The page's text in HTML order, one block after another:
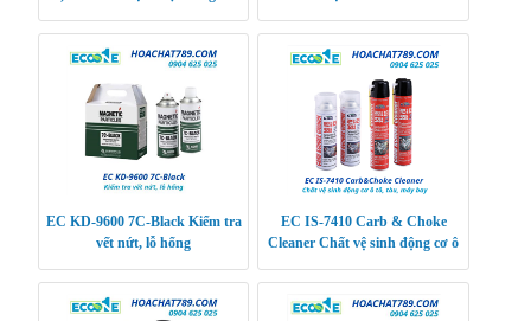
EC KD-9600 7C-Black Kiểm tra
vết nứt, lỗ hổng
EC IS-7410 Carb & Choke
Cleaner Chất vệ sinh động cơ ô